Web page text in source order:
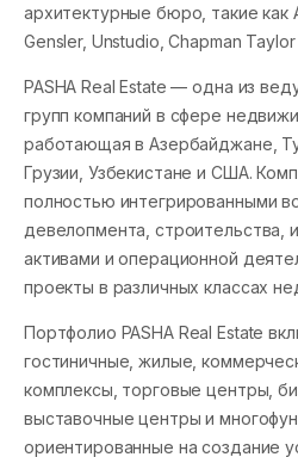
архитектурные бюро, такие как
Gensler, Unstudio, Chapman
PASHA Real Estate — одна из
групп компаний в сфере
работающая в Азербайджане,
Грузии, Узбекистане и США.
полностью интегрированными
девелопмента, строительства,
активами и операционной
проекты в различных классах
Портфолио PASHA Real Estate
гостиничные, жилые,
комплексы, торговые центры,
выставочные центры и
ориентированные на создание